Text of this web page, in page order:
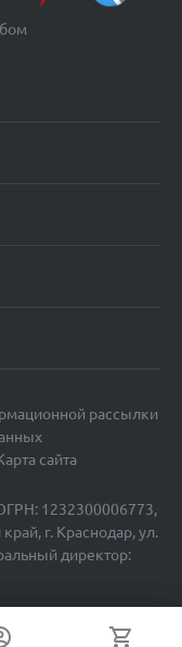
рассылки
сайта
1232300006773,
г. Краснодар, ул.
директор: